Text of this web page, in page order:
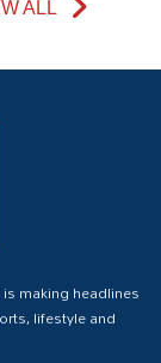
ALL
making headlines
lifestyle and